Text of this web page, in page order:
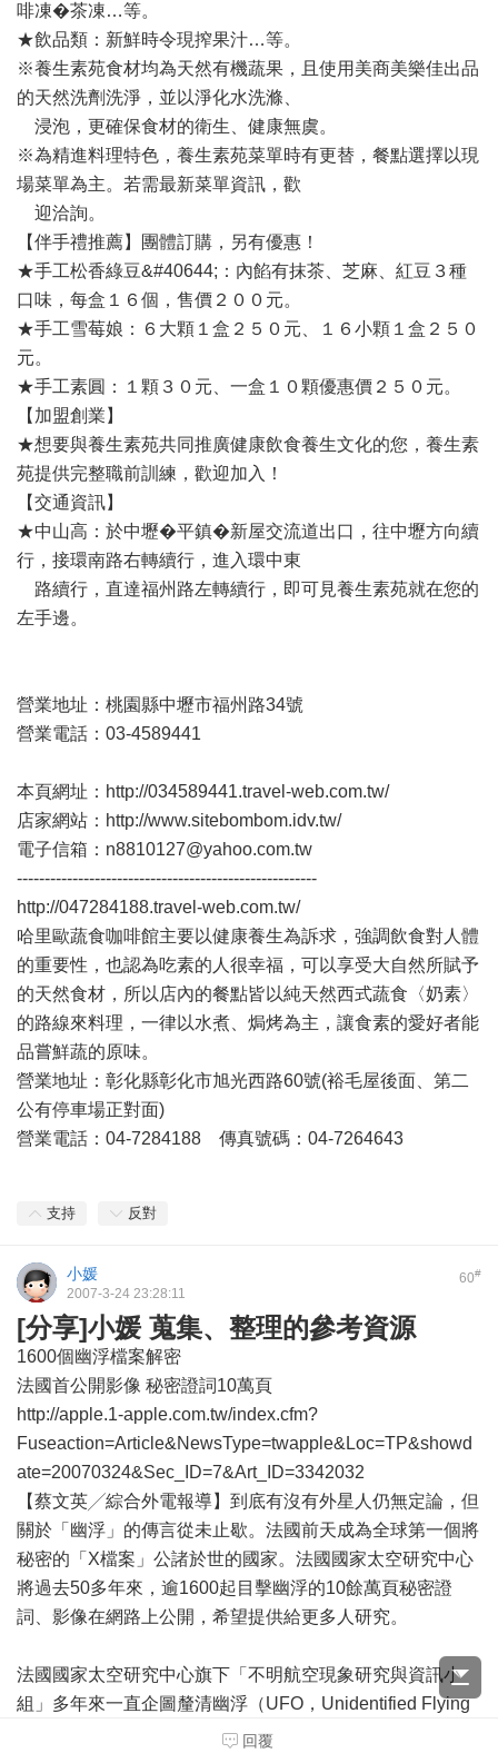
啡凍�茶凍…等。
★飲品類：新鮮時令現搾果汁…等。
※養生素苑食材均為天然有機蔬果，且使用美商美樂佳出品
的天然洗劑洗淨，並以淨化水洗滌、
浸泡，更確保食材的衛生、健康無虞。
※為精進料理特色，養生素苑菜單時有更替，餐點選擇以現
場菜單為主。若需最新菜單資訊，歡
迎洽詢。
【伴手禮推薦】團體訂購，另有優惠！
★手工松香綠豆&#40644;：內餡有抹茶、芝麻、紅豆３種
口味，每盒１６個，售價２００元。
★手工雪莓娘：６大顆１盒２５０元、１６小顆１盒２５０
元。
★手工素圓：１顆３０元、一盒１０顆優惠價２５０元。
【加盟創業】
★想要與養生素苑共同推廣健康飲食養生文化的您，養生素
苑提供完整職前訓練，歡迎加入！
【交通資訊】
★中山高：於中壢�平鎮�新屋交流道出口，往中壢方向續
行，接環南路右轉續行，進入環中東
路續行，直達福州路左轉續行，即可見養生素苑就在您的
左手邊。
營業地址：桃園縣中壢市福州路34號
營業電話：03-4589441
本頁網址：http://034589441.travel-web.com.tw/
店家網站：http://www.sitebombom.idv.tw/
電子信箱：n8810127@yahoo.com.tw
------------------------------------------------------
http://047284188.travel-web.com.tw/
哈里歐蔬食咖啡館主要以健康養生為訴求，強調飲食對人體
的重要性，也認為吃素的人很幸福，可以享受大自然所賦予
的天然食材，所以店內的餐點皆以純天然西式蔬食〈奶素〉
的路線來料理，一律以水煮、焗烤為主，讓食素的愛好者能
品嘗鮮蔬的原味。
營業地址：彰化縣彰化市旭光西路60號(裕毛屋後面、第二
公有停車場正對面)
營業電話：04-7284188 傳真號碼：04-7264643
支持 反對
60#
小媛
2007-3-24 23:28:11
[分享]小媛 蒐集、整理的參考資源
1600個幽浮檔案解密
法國首公開影像 秘密證詞10萬頁
http://apple.1-apple.com.tw/index.cfm?
Fuseaction=Article&NewsType=twapple&Loc=TP&showd
ate=20070324&Sec_ID=7&Art_ID=3342032
【蔡文英╱綜合外電報導】到底有沒有外星人仍無定論，但
關於「幽浮」的傳言從未止歇。法國前天成為全球第一個將
秘密的「X檔案」公諸於世的國家。法國國家太空研究中心
將過去50多年來，逾1600起目擊幽浮的10餘萬頁秘密證
詞、影像在網路上公開，希望提供給更多人研究。
法國國家太空研究中心旗下「不明航空現象研究與資訊小
組」多年來一直企圖釐清幽浮（UFO，Unidentified Flying
Object，即不明飛行物體）的各種傳聞，其網站(www.cnes-
回覆